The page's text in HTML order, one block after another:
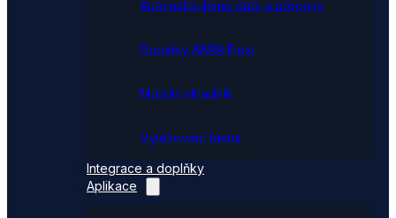
Automatizujeme data a procesy
Doplňky ABRA Flexi
Mobilní skladník
Vytěžování faktur
Integrace a doplňky
Aplikace